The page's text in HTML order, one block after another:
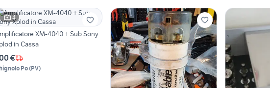
4
XM-4040 + Sub Sony
in Cassa
€
Po(PV)